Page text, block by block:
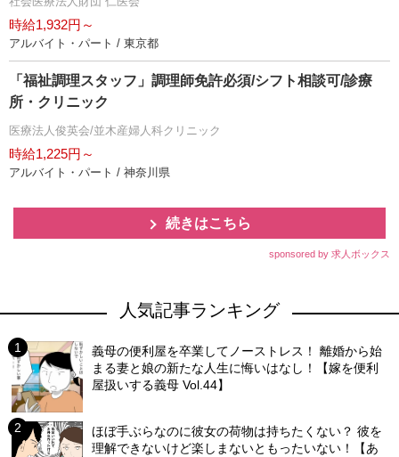
時給1,932円～
アルバイト・パート / 東京都
「福祉調理スタッフ」調理師免許必須/シフト相談可/診療
所・クリニック
医療法人俊英会/並木産婦人科クリニック
時給1,225円～
アルバイト・パート / 神奈川県
続きはこちら
sponsored by 求人ボックス
人気記事ランキング
義母の便利屋を卒業してノーストレス！ 離婚から始
まる妻と娘の新たな人生に悔いはなし！【嫁を便利
屋扱いする義母 Vol.44】
ほぼ手ぶらなのに彼女の荷物は持ちたくない？ 彼を
理解できないけど楽しまないともったいない！【あ